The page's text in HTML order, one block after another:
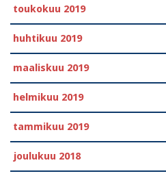
toukokuu 2019
huhtikuu 2019
maaliskuu 2019
helmikuu 2019
tammikuu 2019
joulukuu 2018